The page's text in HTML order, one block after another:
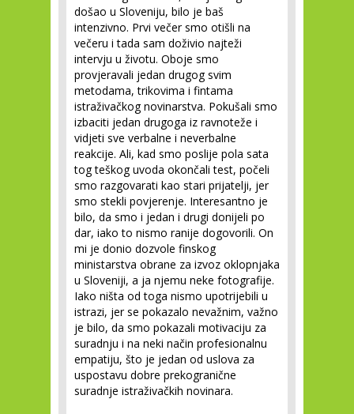
došao u Sloveniju, bilo je baš
intenzivno. Prvi večer smo otišli na
večeru i tada sam doživio najteži
intervju u životu. Oboje smo
provjeravali jedan drugog svim
metodama, trikovima i fintama
istraživačkog novinarstva. Pokušali smo
izbaciti jedan drugoga iz ravnoteže i
vidjeti sve verbalne i neverbalne
reakcije. Ali, kad smo poslije pola sata
tog teškog uvoda okončali test, počeli
smo razgovarati kao stari prijatelji, jer
smo stekli povjerenje. Interesantno je
bilo, da smo i jedan i drugi donijeli po
dar, iako to nismo ranije dogovorili. On
mi je donio dozvole finskog
ministarstva obrane za izvoz oklopnjaka
u Sloveniji, a ja njemu neke fotografije.
Iako ništa od toga nismo upotrijebili u
istrazi, jer se pokazalo nevažnim, važno
je bilo, da smo pokazali motivaciju za
suradnju i na neki način profesionalnu
empatiju, što je jedan od uslova za
uspostavu dobre prekogranične
suradnje istraživačkih novinara.